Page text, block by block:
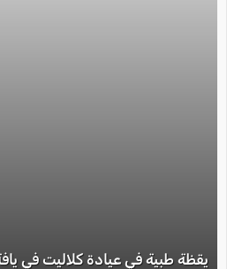
يقظة طبية في عيادة كلاليت في